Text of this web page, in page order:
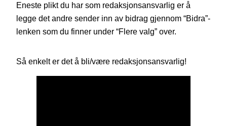
Eneste plikt du har som redaksjonsansvarlig er å
legge det andre sender inn av bidrag gjennom “Bidra”-
lenken som du finner under “Flere valg” over.
Så enkelt er det å bli/være redaksjonsansvarlig!